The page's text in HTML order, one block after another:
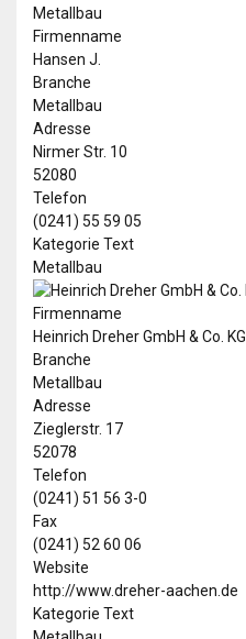
Metallbau
Firmenname
Hansen J.
Branche
Metallbau
Adresse
Nirmer Str. 10
52080
Telefon
(0241) 55 59 05
Kategorie Text
Metallbau
Firmenname
Heinrich Dreher GmbH & Co. KG
Branche
Metallbau
Adresse
Zieglerstr. 17
52078
Telefon
(0241) 51 56 3-0
Fax
(0241) 52 60 06
Website
http://www.dreher-aachen.de
Kategorie Text